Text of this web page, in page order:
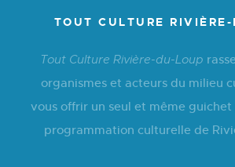
TOUT CULTURE
Tout Culture Rivière-du-Loup
organismes et acteurs du milieu
vous offrir un seul et même
programmation culturelle de